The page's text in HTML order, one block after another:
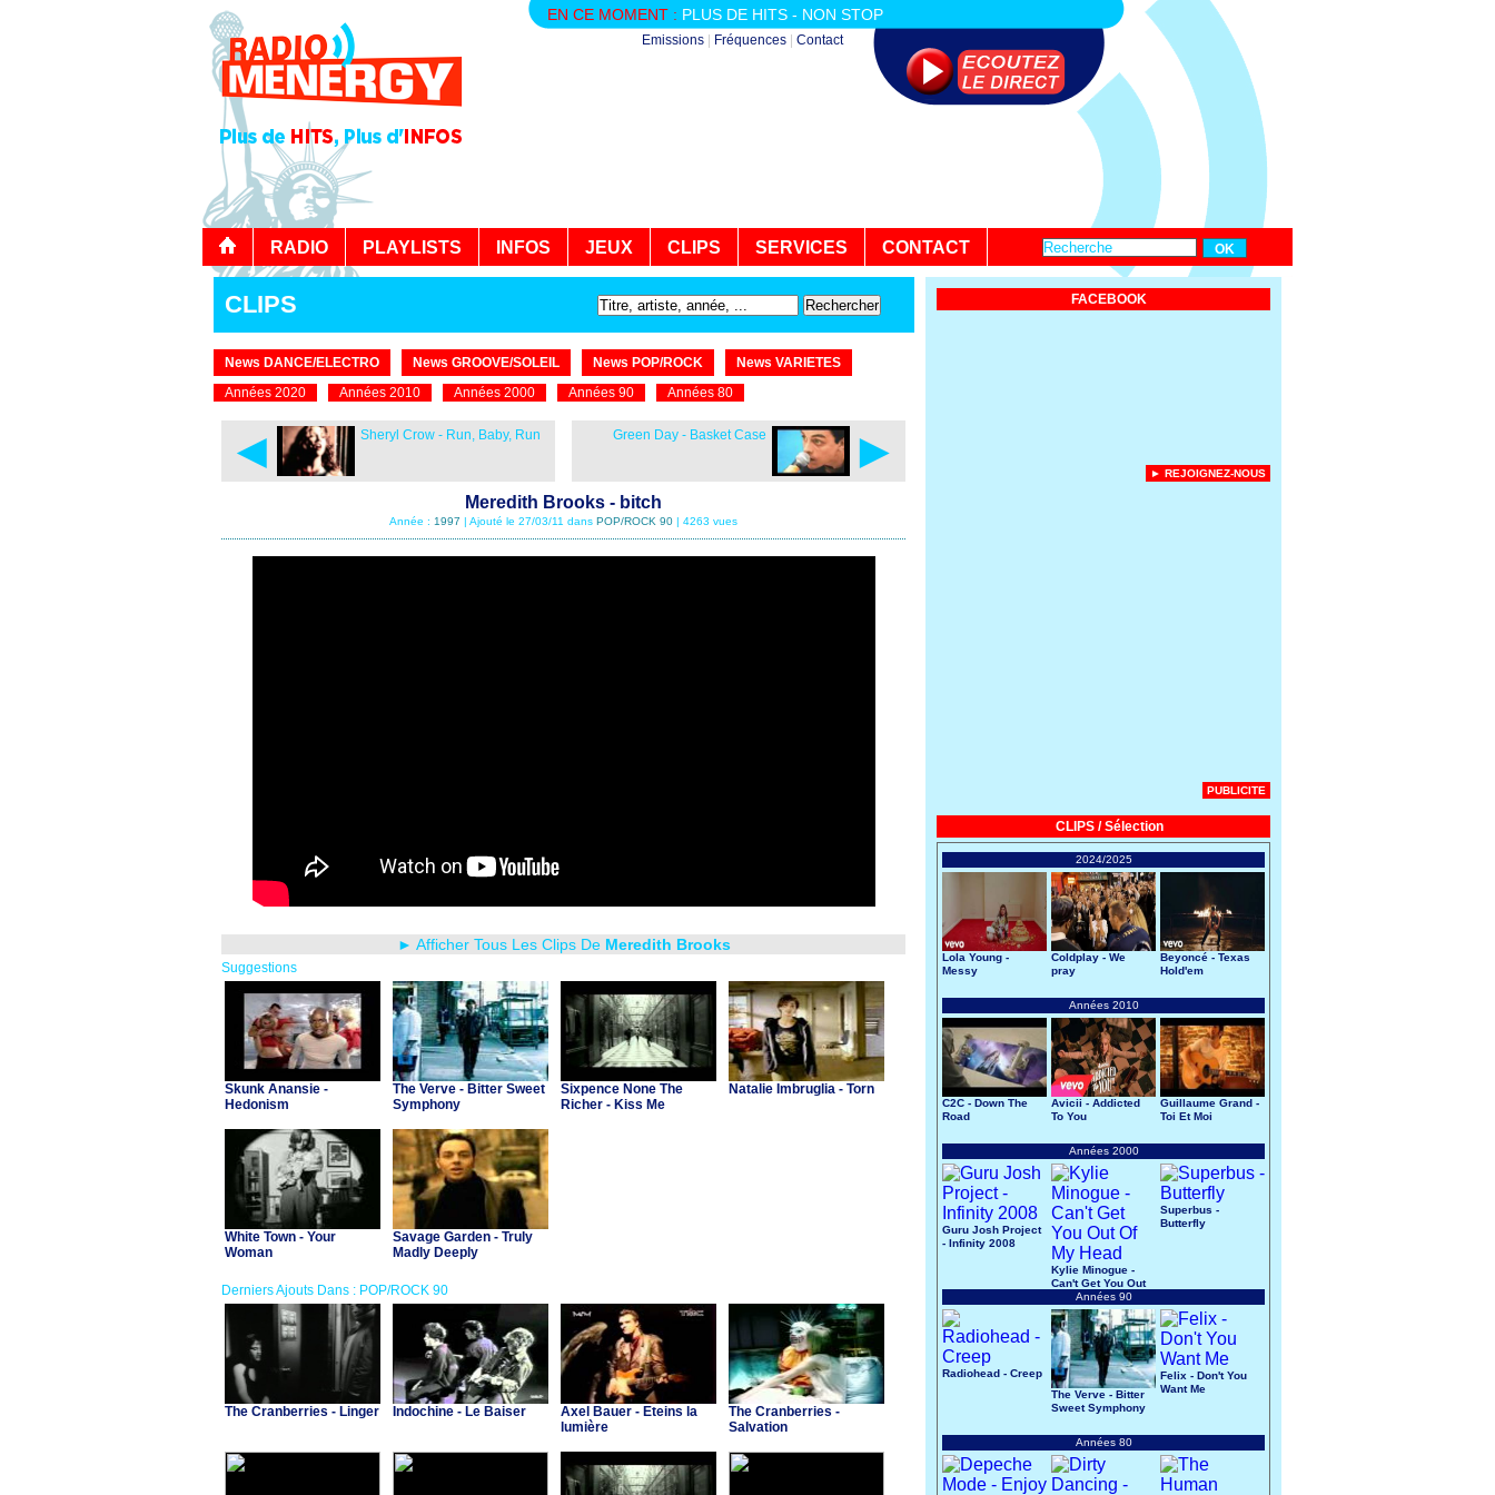
EN CE MOMENT : PLUS DE HITS - NON STOP
Emissions Fréquences Contact
RADIO PLAYLISTS INFOS JEUX CLIPS SERVICES CONTACT
CLIPS
News DANCE/ELECTRO News GROOVE/SOLEIL News POP/ROCK
News VARIETES
Années 2020
Années 2010 Années 2000 Années 90 Années 80
◄ Sheryl Crow - Run, Baby, Run ►
Green Day - Basket Case
Meredith Brooks - bitch
Année : 1997 | Ajouté le 27/03/11 dans POP/ROCK 90 | 4263 vues
► Afficher Tous Les Clips De Meredith Brooks
Suggestions
Skunk Anansie -
Hedonism
The Verve - Bitter Sweet
Symphony
Sixpence None The
Richer - Kiss Me
Natalie Imbruglia - Torn
White Town - Your
Woman
Savage Garden - Truly
Madly Deeply
Derniers Ajouts Dans : POP/ROCK 90
The Cranberries - Linger Indochine - Le Baiser
Axel Bauer - Eteins la
lumière
The Cranberries -
Salvation
FACEBOOK
► REJOIGNEZ-NOUS
PUBLICITE
CLIPS / Sélection
2024/2025
Lola Young -
Messy
Coldplay - We
pray
Beyoncé - Texas
Hold'em
Années 2010
C2C - Down The
Road
Avicii - Addicted
To You
Guillaume Grand -
Toi Et Moi
Années 2000
Guru Josh Project
- Infinity 2008
Kylie Minogue -
Can't Get You Out
Of My Head
Superbus -
Butterfly
Années 90
Radiohead - Creep
The Verve - Bitter
Sweet Symphony
Felix - Don't You
Want Me
Années 80